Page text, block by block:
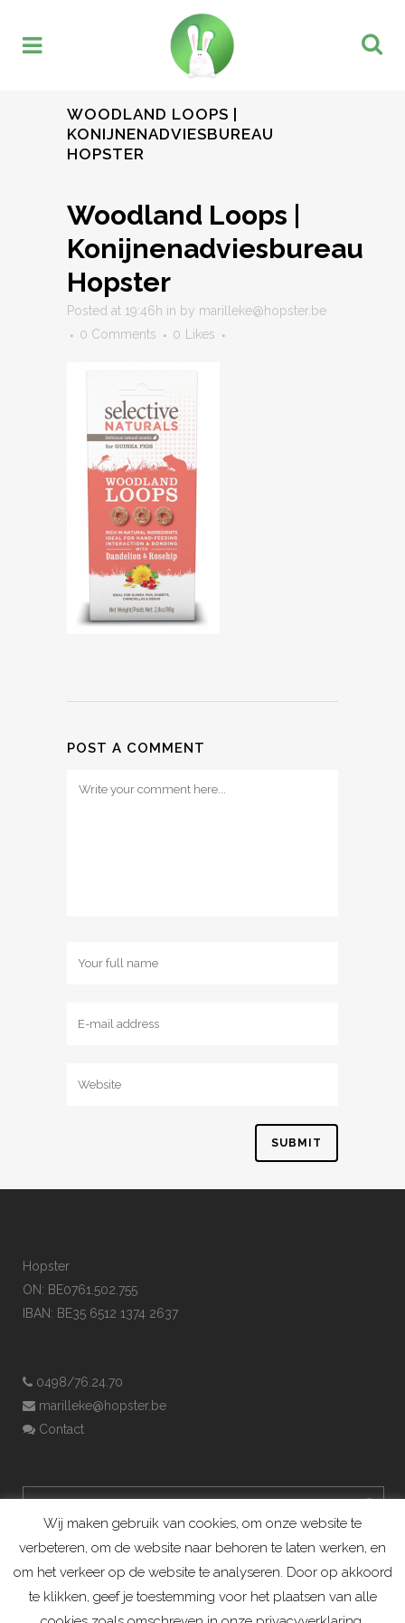
WOODLAND LOOPS |
KONIJNENADVIESBUREAU
HOPSTER
Woodland Loops |
Konijnenadviesbureau
Hopster
Posted at 19:46h in by marilleke@hopster.be
0 Comments
0 Likes
POST A COMMENT
Hopster
ON: BE0761.502.755
IBAN: BE35 6512 1374 2637
0498/76.24.70
marilleke@hopster.be
Contact
Wij maken gebruik van cookies, om onze website te
verbeteren, om de website naar behoren te laten werken, en
om het verkeer op de website te analyseren. Door op akkoord
te klikken, geef je toestemming voor het plaatsen van alle